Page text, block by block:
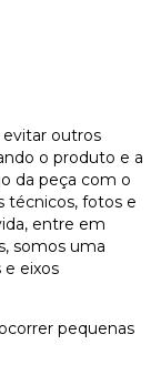
evitar outros
o produto e a
da peça com o
técnicos, fotos e
entre em
somos uma
e eixos
pequenas